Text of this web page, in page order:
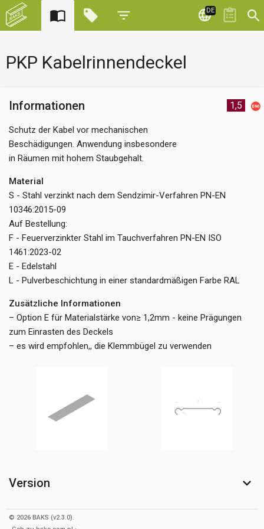
DE
PKP Kabelrinnendeckel
1,5
Informationen
Schutz der Kabel vor mechanischen
Beschädigungen. Anwendung insbesondere
in Räumen mit hohem Staubgehalt.
Material
S - Stahl verzinkt nach dem Sendzimir-Verfahren PN-EN
10346:2015-09
Auf Bestellung:
F - Feuerverzinkter Stahl im Tauchverfahren PN-EN ISO
1461:2023-02
E - Edelstahl
L - Pulverbeschichtung in einer standardmäßigen Farbe RAL
Zusätzliche Informationen
– Option E für Materialstärke von≥ 1,2mm - keine Prägungen
zum Einrasten des Deckels
– es wird empfohlen,, die Klemmbügel zu verwenden
Version
© 2026 BAKS (v2.3.0).